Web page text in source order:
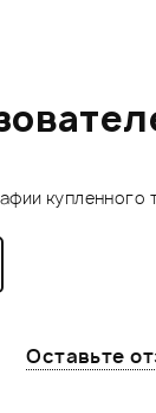
купленного
Оставьте